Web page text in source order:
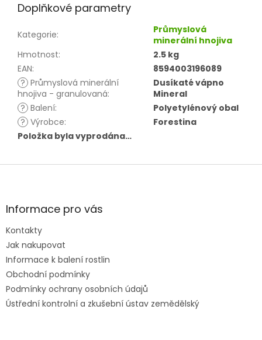
Doplňkové parametry
Kategorie:
Průmyslová
minerální hnojiva
Hmotnost:
2.5 kg
EAN:
8594003196089
? Průmyslová minerální
hnojiva - granulovaná:
Dusíkaté vápno
Mineral
? Balení:
Polyetylénový obal
? Výrobce:
Forestina
Položka byla vyprodána…
Z
aInformace pro vás
Kontakty
Jak nakupovat
Informace k balení rostlin
Obchodní podmínky
Podmínky ochrany osobních údajů
Ústřední kontrolní a zkušební ústav zemědělský